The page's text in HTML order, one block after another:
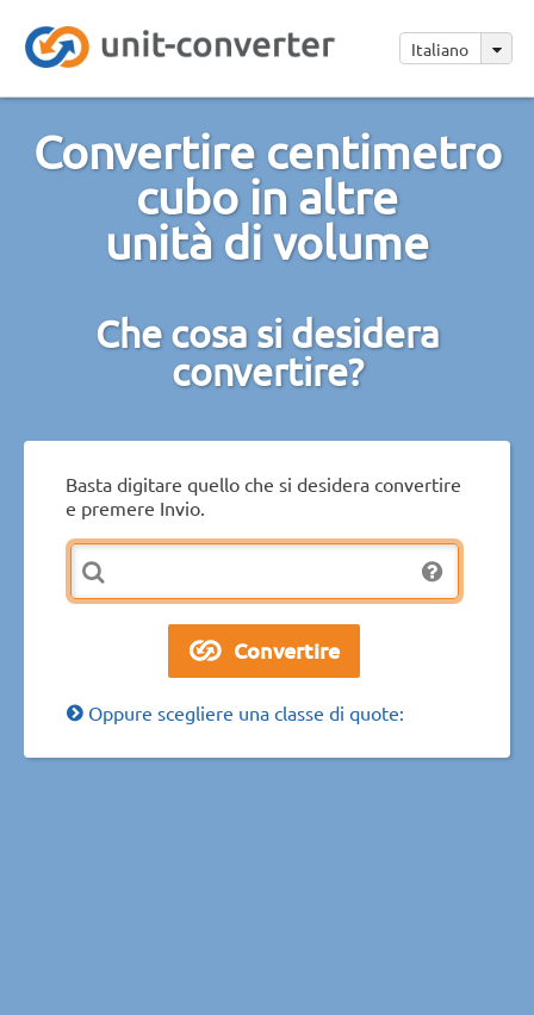
Italiano
Convertire centimetro
cubo in altre
unità di volume
Che cosa si desidera
convertire?
Basta digitare quello che si desidera convertire
e premere Invio.
Oppure scegliere una classe di quote: